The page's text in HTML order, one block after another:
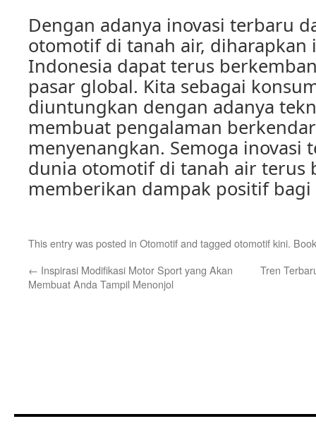
Dengan adanya inovasi terbaru
otomotif di tanah air,
Indonesia dapat terus
pasar global. Kita sebagai
diuntungkan dengan adanya
membuat pengalaman
menyenangkan. Semoga inovasi
dunia otomotif di tanah air terus
memberikan dampak positif bagi
This entry was posted in Otomotifand tagged otomotif kini.
← Inspirasi Modifikasi Motor Sport yang Akan
Membuat Anda Tampil Menonjol
Tren